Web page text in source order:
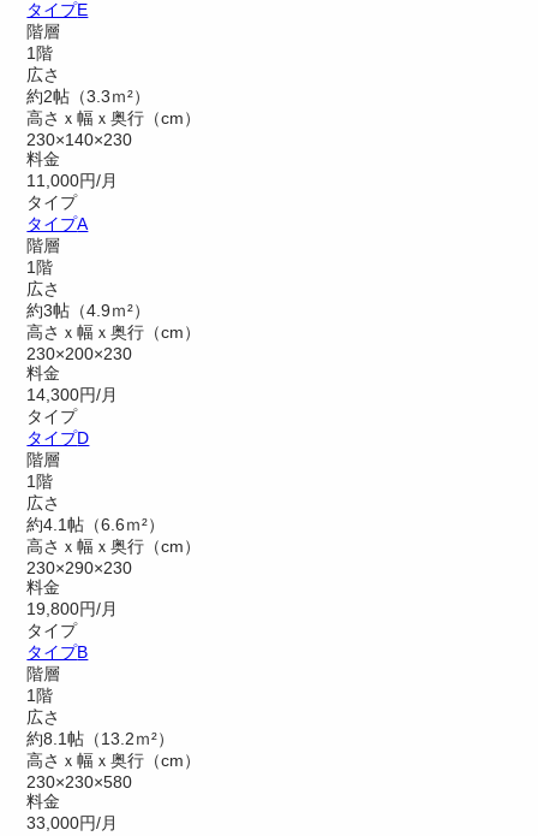
タイプE
階層
1階
広さ
約2帖（3.3ｍ²）
高さｘ幅ｘ奥行（cm）
230×140×230
料金
11,000円/月
タイプ
タイプA
階層
1階
広さ
約3帖（4.9ｍ²）
高さｘ幅ｘ奥行（cm）
230×200×230
料金
14,300円/月
タイプ
タイプD
階層
1階
広さ
約4.1帖（6.6ｍ²）
高さｘ幅ｘ奥行（cm）
230×290×230
料金
19,800円/月
タイプ
タイプB
階層
1階
広さ
約8.1帖（13.2ｍ²）
高さｘ幅ｘ奥行（cm）
230×230×580
料金
33,000円/月